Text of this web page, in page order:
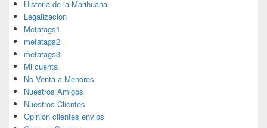
Historia de la Marihuana
Legalizacion
Metatags1
metatags2
metatags3
Mi cuenta
No Venta a Menores
Nuestros Amigos
Nuestros Clientes
Opinion clientes envios